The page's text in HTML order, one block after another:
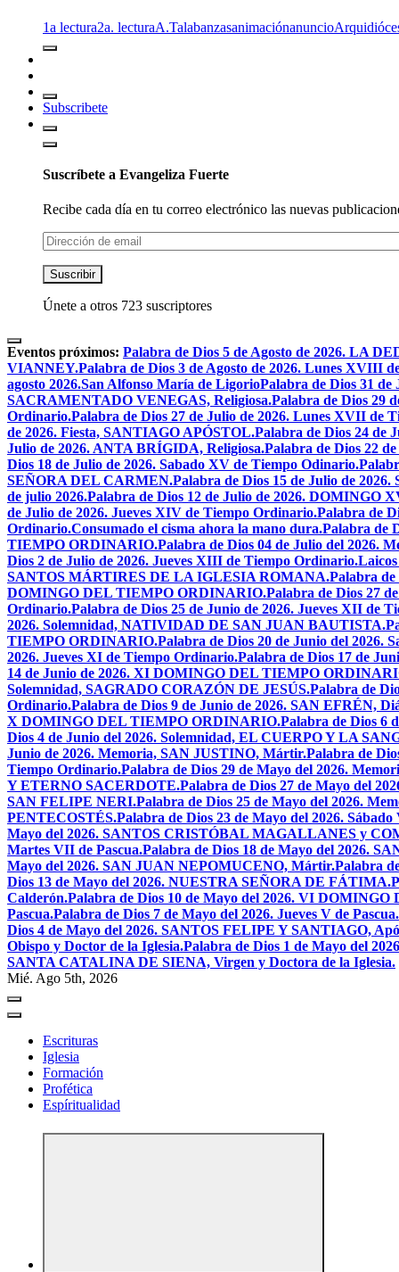
1a lectura2a. lecturaA.Talabanzasanimaciónanuncio
Subscribete
Suscríbete a Evangeliza Fuerte
Recibe cada día en tu correo electrónico las nuevas
Dirección
de
email
Suscribir
Únete a otros 723 suscriptores
Eventos próximos: Palabra de Dios 5 de Agosto de 2026. LA
VIANNEY.Palabra de Dios 3 de Agosto de 2026. Lunes XVIII
agosto 2026.San Alfonso María de LigorioPalabra de Dios 31
SACRAMENTADO VENEGAS, Religiosa.Palabra de Dios 29
Ordinario.Palabra de Dios 27 de Julio de 2026. Lunes XVII de
de 2026. Fiesta, SANTIAGO APÓSTOL.Palabra de Dios 24 de
Julio de 2026. ANTA BRÍGIDA, Religiosa.Palabra de Dios 22
Dios 18 de Julio de 2026. Sabado XV de Tiempo Odinario.
SEÑORA DEL CARMEN.Palabra de Dios 15 de Julio de
de julio 2026.Palabra de Dios 12 de Julio de 2026.
de Julio de 2026. Jueves XIV de Tiempo Ordinario.Palabra de
Ordinario.Consumado el cisma ahora la mano dura.Palabra de
TIEMPO ORDINARIO.Palabra de Dios 04 de Julio del 2026.
Dios 2 de Julio de 2026. Jueves XIII de Tiempo Ordinario.
SANTOS MÁRTIRES DE LA IGLESIA ROMANA.Palabra de
DOMINGO DEL TIEMPO ORDINARIO.Palabra de Dios 27
Ordinario.Palabra de Dios 25 de Junio de 2026. Jueves XII de
2026. Solemnidad, NATIVIDAD DE SAN JUAN BAUTISTA.
TIEMPO ORDINARIO.Palabra de Dios 20 de Junio del 2026.
2026. Jueves XI de Tiempo Ordinario.Palabra de Dios 17 de
14 de Junio de 2026. XI DOMINGO DEL TIEMPO
Solemnidad, SAGRADO CORAZÓN DE JESÚS.Palabra de
Ordinario.Palabra de Dios 9 de Junio de 2026. SAN EFRÉN,
X DOMINGO DEL TIEMPO ORDINARIO.Palabra de Dios 6
Dios 4 de Junio del 2026. Solemnidad, EL CUERPO Y LA
Junio de 2026. Memoria, SAN JUSTINO, Mártir.Palabra de
Tiempo Ordinario.Palabra de Dios 29 de Mayo del 2026.
Y ETERNO SACERDOTE.Palabra de Dios 27 de Mayo del
SAN FELIPE NERI.Palabra de Dios 25 de Mayo del 2026.
PENTECOSTÉS.Palabra de Dios 23 de Mayo del 2026.
Mayo del 2026. SANTOS CRISTÓBAL MAGALLANES y
Martes VII de Pascua.Palabra de Dios 18 de Mayo del 2026.
Mayo del 2026. SAN JUAN NEPOMUCENO, Mártir.Palabra
Dios 13 de Mayo del 2026. NUESTRA SEÑORA DE FÁTIMA.
Calderón.Palabra de Dios 10 de Mayo del 2026. VI DOMINGO
Pascua.Palabra de Dios 7 de Mayo del 2026. Jueves V de Pascua.
Dios 4 de Mayo del 2026. SANTOS FELIPE Y SANTIAGO,
Obispo y Doctor de la Iglesia.Palabra de Dios 1 de Mayo del
SANTA CATALINA DE SIENA, Virgen y Doctora de la Iglesia.
Mié. Ago 5th, 2026
Escrituras
Iglesia
Formación
Profética
Espíritualidad